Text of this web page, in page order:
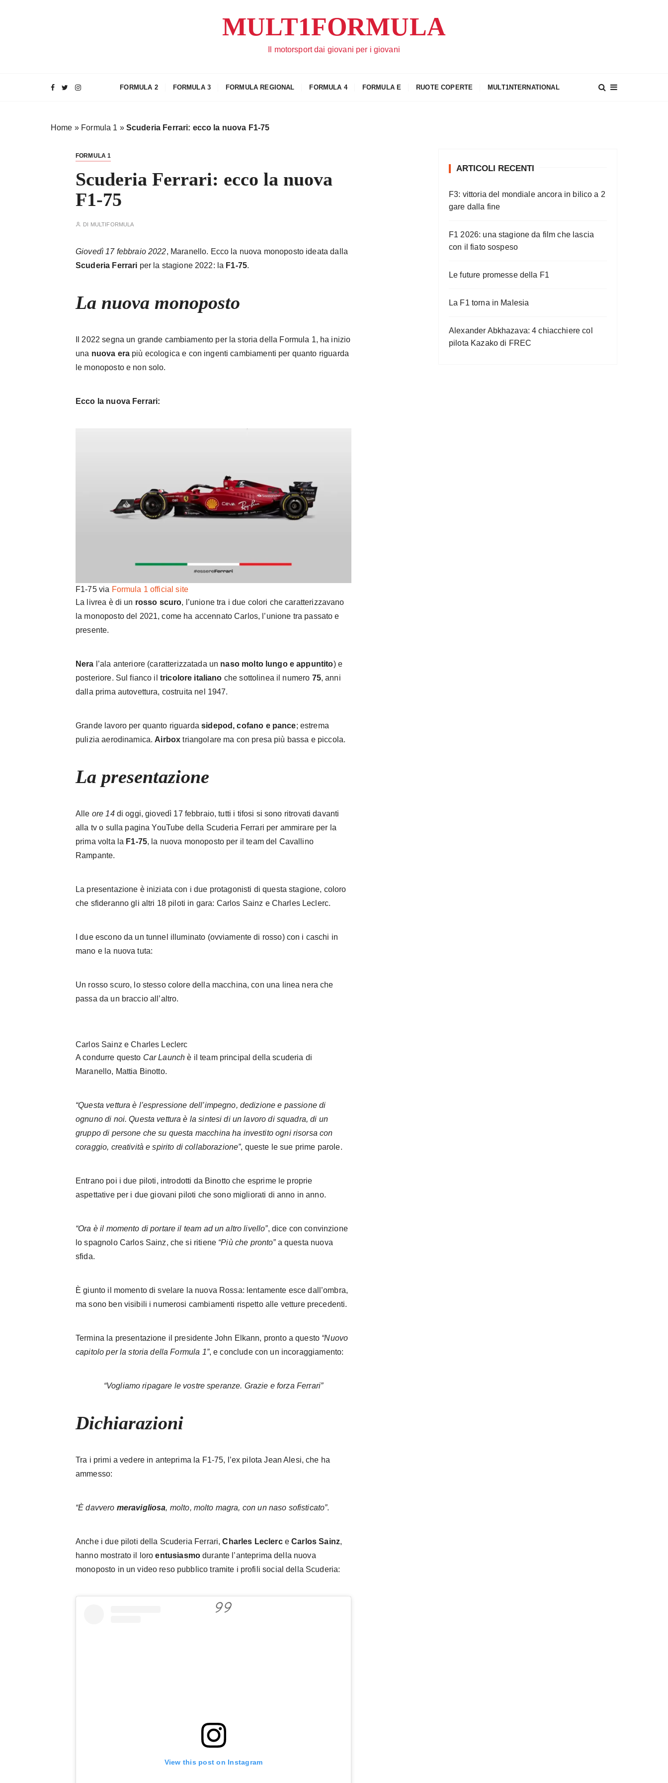
MULT1FORMULA
Il motorsport dai giovani per i giovani
FORMULA 2 FORMULA 3 FORMULA REGIONAL FORMULA 4 FORMULA E RUOTE COPERTE MULT1NTERNATIONAL
Home » Formula 1 » Scuderia Ferrari: ecco la nuova F1-75
FORMULA 1
Scuderia Ferrari: ecco la nuova
F1-75
DI MULTIFORMULA
Giovedì 17 febbraio 2022, Maranello. Ecco la nuova monoposto ideata dalla
Scuderia Ferrari per la stagione 2022: la F1-75.
La nuova monoposto
Il 2022 segna un grande cambiamento per la storia della Formula 1, ha inizio
una nuova era più ecologica e con ingenti cambiamenti per quanto riguarda
le monoposto e non solo.
Ecco la nuova Ferrari:
F1-75 via Formula 1 official site
La livrea è di un rosso scuro, l’unione tra i due colori che caratterizzavano
la monoposto del 2021, come ha accennato Carlos, l’unione tra passato e
presente.
Nera l’ala anteriore (caratterizzatada un naso molto lungo e appuntito) e
posteriore. Sul fianco il tricolore italiano che sottolinea il numero 75, anni
dalla prima autovettura, costruita nel 1947.
Grande lavoro per quanto riguardasidepod, cofano e pance; estrema
pulizia aerodinamica. Airbox triangolare ma con presa più bassa e piccola.
La presentazione
Alle ore 14di oggi, giovedì 17 febbraio, tutti i tifosi si sono ritrovati davanti
alla tv o sulla pagina YouTube della Scuderia Ferrari per ammirare per la
prima volta la F1-75, la nuova monoposto per il team del Cavallino
Rampante.
La presentazione è iniziata con i due protagonisti di questa stagione, coloro
che sfideranno gli altri 18 piloti in gara: Carlos Sainz e Charles Leclerc.
I due escono da un tunnel illuminato (ovviamente di rosso) con i caschi in
mano e la nuova tuta:
Un rosso scuro, lo stesso colore della macchina, con una linea nera che
passa da un braccio all’altro.
Carlos Sainz e Charles Leclerc
A condurre questo Car Launch è il team principal della scuderia di
Maranello, Mattia Binotto.
“Questa vettura è l’espressione dell’impegno, dedizione e passione di
ognuno di noi. Questa vettura è la sintesi di un lavoro di squadra, di un
gruppo di persone che su questa macchina ha investito ogni risorsa con
coraggio, creatività e spirito di collaborazione”, queste le sue prime parole.
Entrano poi i due piloti, introdotti da Binotto che esprime le proprie
aspettative per i due giovani piloti che sono migliorati di anno in anno.
“Ora è il momento di portare il team ad un altro livello”, dice con convinzione
lo spagnolo Carlos Sainz, che si ritiene “Più che pronto”a questa nuova
sfida.
È giunto il momento di svelare la nuova Rossa: lentamente esce dall’ombra,
ma sono ben visibili i numerosi cambiamenti rispetto alle vetture precedenti.
Termina la presentazione il presidente John Elkann, pronto a questo “Nuovo
capitolo per la storia della Formula 1”, e conclude con un incoraggiamento:
“Vogliamo ripagare le vostre speranze. Grazie e forza Ferrari”
Dichiarazioni
Tra i primi a vedere in anteprima la F1-75, l’ex pilota Jean Alesi, che ha
ammesso:
“È davvero meravigliosa, molto, molto magra, con un naso sofisticato”.
Anche i due piloti della Scuderia Ferrari,Charles LeclerceCarlos Sainz,
hanno mostrato il loroentusiasmodurante l’anteprima della nuova
monoposto in un video reso pubblico tramite i profili social della Scuderia:
View this post on Instagram
ARTICOLI RECENTI
F3: vittoria del mondiale ancora in bilico a 2
gare dalla fine
F1 2026: una stagione da film che lascia
con il fiato sospeso
Le future promesse della F1
La F1 torna in Malesia
Alexander Abkhazava: 4 chiacchiere col
pilota Kazako di FREC